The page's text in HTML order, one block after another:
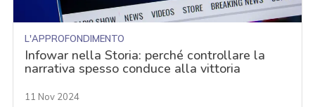
L'APPROFONDIMENTO
Infowar nella Storia: perché controllare la
narrativa spesso conduce alla vittoria
11 Nov 2024